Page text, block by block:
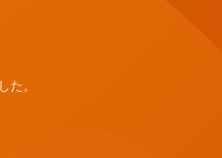
た。